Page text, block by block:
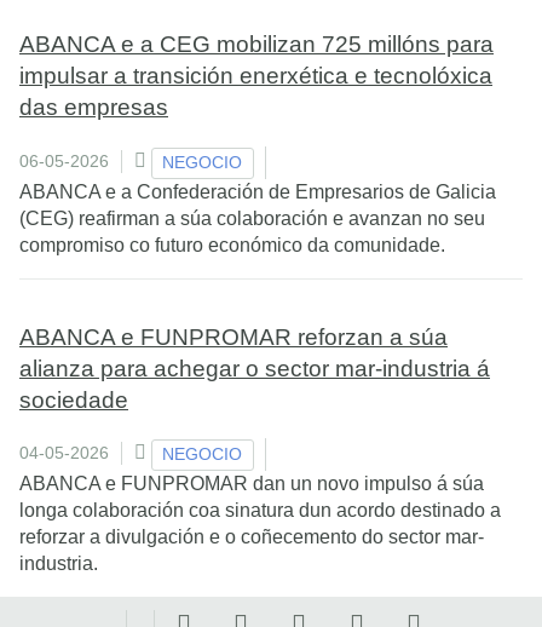
ABANCA e a CEG mobilizan 725 millóns para
impulsar a transición enerxética e tecnolóxica
das empresas
06-05-2026 NEGOCIO
ABANCA e a Confederación de Empresarios de Galicia
(CEG) reafirman a súa colaboración e avanzan no seu
compromiso co futuro económico da comunidade.
ABANCA e FUNPROMAR reforzan a súa
alianza para achegar o sector mar-industria á
sociedade
04-05-2026 NEGOCIO
ABANCA e FUNPROMAR dan un novo impulso á súa
longa colaboración coa sinatura dun acordo destinado a
reforzar a divulgación e o coñecemento do sector mar-
industria.